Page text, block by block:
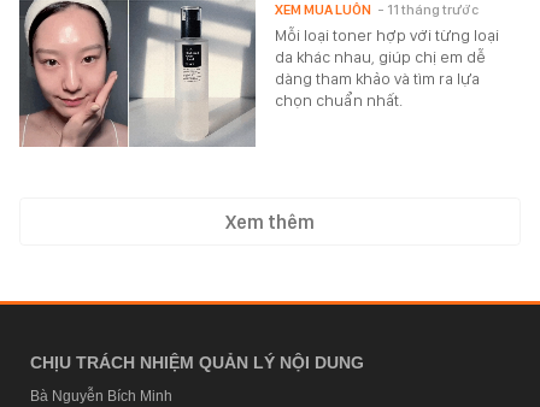
Mỗi loại toner hợp với từng loại
da khác nhau, giúp chị em dễ
dàng tham khảo và tìm ra lựa
chọn chuẩn nhất.
XEM MUA LUÔN - 11 tháng trước
Xem thêm
CHỊU TRÁCH NHIỆM QUẢN LÝ NỘI DUNG
Bà Nguyễn Bích Minh